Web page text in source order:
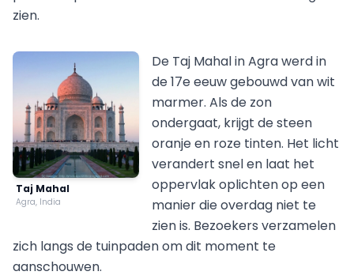
zien.
Taj Mahal
Agra, India
De Taj Mahal in Agra werd in
de 17e eeuw gebouwd van wit
marmer. Als de zon
ondergaat, krijgt de steen
oranje en roze tinten. Het licht
verandert snel en laat het
oppervlak oplichten op een
manier die overdag niet te
zien is. Bezoekers verzamelen
zich langs de tuinpaden om dit moment te
aanschouwen.